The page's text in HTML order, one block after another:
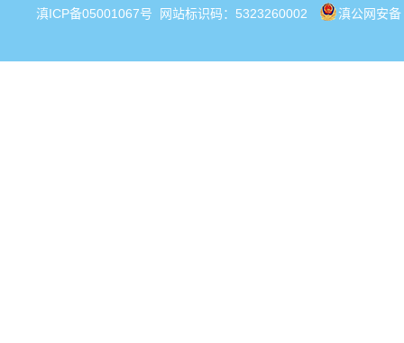
滇ICP备05001067号 网站标识码：5323260002 滇公网安